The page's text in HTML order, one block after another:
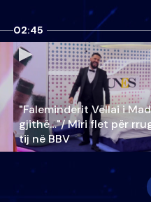
02:45
"Faleminderit Vëllai i
gjithë…"/ Miri flet për
tij në BBV